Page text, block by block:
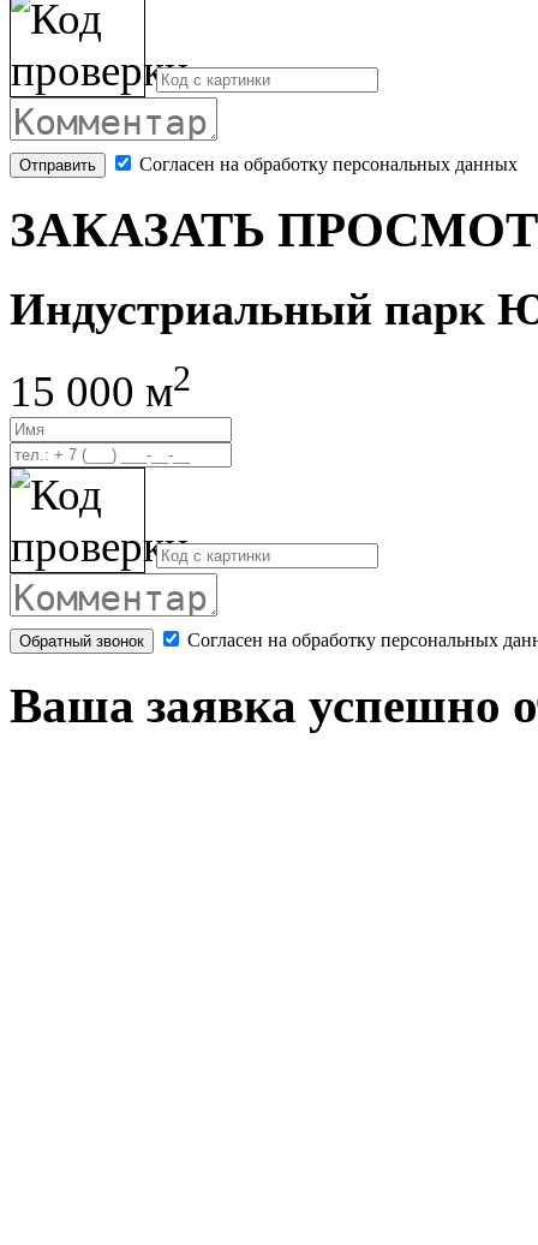
Отправить Согласен на обработку персональных данных
ЗАКАЗАТЬ
Индустриальный
15 000 м2
Обратный звонок Согласен на обработку персональных
Ваша заявка успешно